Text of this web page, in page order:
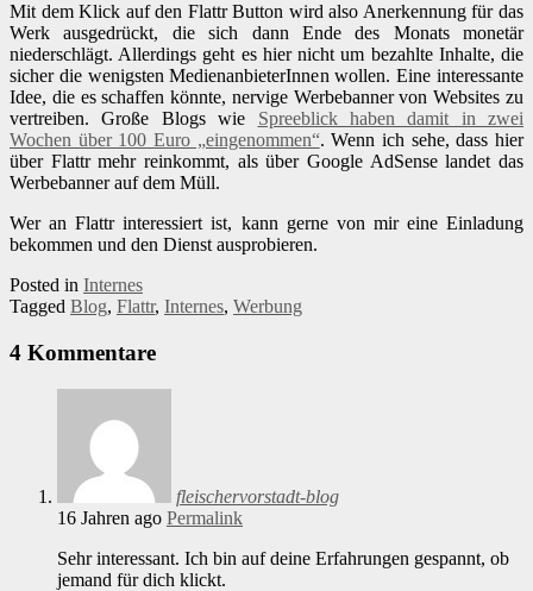
Mit dem Klick auf den Flattr Button wird also Anerkennung für das
Werk ausgedrückt, die sich dann Ende des Monats monetär
niederschlägt. Allerdings geht es hier nicht um bezahlte Inhalte, die
sicher die wenigsten MedienanbieterInnen wollen. Eine interessante
Idee, die es schaffen könnte, nervige Werbebanner von Websites zu
vertreiben. Große Blogs wie Spreeblick haben damit in zwei
Wochen über 100 Euro „eingenommen“. Wenn ich sehe, dass hier
über Flattr mehr reinkommt, als über Google AdSense landet das
Werbebanner auf dem Müll.
Wer an Flattr interessiert ist, kann gerne von mir eine Einladung
bekommen und den Dienst ausprobieren.
Posted in Internes
Tagged Blog, Flattr, Internes, Werbung
4 Kommentare
fleischervorstadt-blog
16 Jahren ago Permalink
Sehr interessant. Ich bin auf deine Erfahrungen gespannt, ob
jemand für dich klickt.